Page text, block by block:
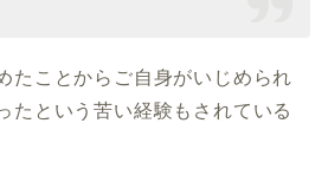
たことからご自身がいじめられ
たという苦い経験もされている